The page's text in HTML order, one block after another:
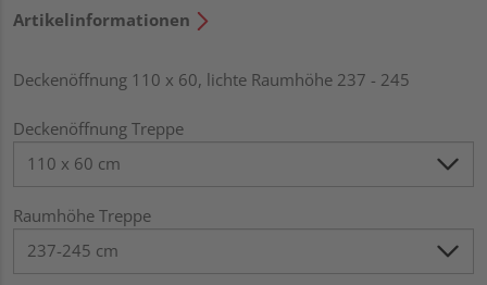
Artikelinformationen
Deckenöffnung 110 x 60, lichte Raumhöhe 237 - 245
Deckenöffnung Treppe
Raumhöhe Treppe